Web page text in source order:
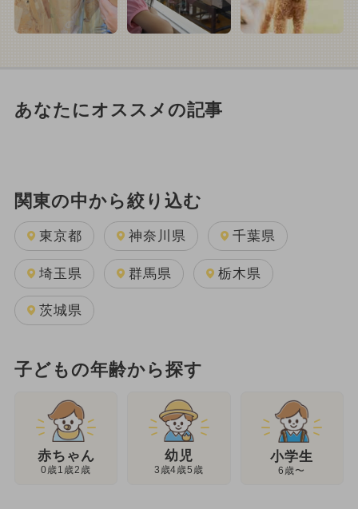
あなたにオススメの記事
関東の中から絞り込む
東京都 神奈川県 千葉県
埼玉県 群馬県 栃木県
茨城県
子どもの年齢から探す
赤ちゃん
0歳1歳2歳
幼児
3歳4歳5歳
小学生
6歳〜